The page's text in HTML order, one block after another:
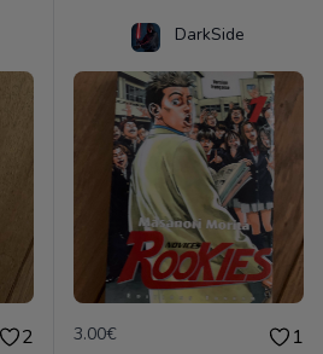
2
DarkSide
3.00€ 1